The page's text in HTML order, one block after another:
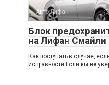
Авто Лифан
Блок
на Лифан Смайли
Как поступать в случае,
исправности Если вы не